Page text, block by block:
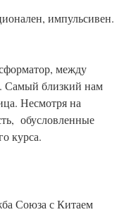
импульсивен.
между
Самый близкий нам
Несмотря на
обусловленные
курса.
Союза с Китаем